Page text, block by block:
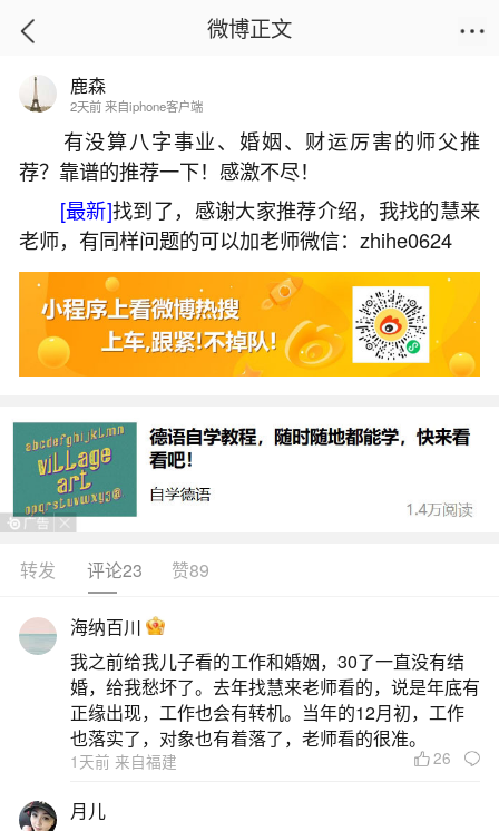
首页
婚姻不顺迟迟结不了婚
2026-06-02 12:33:37 10 5 赞
生活中像婚姻不顺迟迟结不了婚都是很常见的
问题，但是小问题不注意可能会引起大麻烦，下面
就这个问题给大家做一些解读：
一、为什么你迟迟结不了婚。
姻缘迟迟未到可能受命局信息、风水环境等多
方面因素影响。具体如下：命局信息的影响：天生
姻缘极少的情况：虽然天生就没有姻缘的人极少，
的信息。个性秉性因素：有些人由于自身个性秉性
的原因，难以与异性友好相处。例如，性格过于内
向、孤僻，不善于表达自己的情感和想法，在与人
交往中显得
二、为什么迟迟结不了婚
微博正文
鹿森
2天前 来自iphone客户端
有没算八字事业、婚姻、财运厉害的师父推
荐？靠谱的推荐一下！感激不尽！
[最新]找到了，感谢大家推荐介绍，我找的慧来
老师，有同样问题的可以加老师微信：zhihe0624
转发 评论23 赞89
海纳百川
我之前给我儿子看的工作和婚姻，30了一直没有结
婚，给我愁坏了。去年找慧来老师看的，说是年底有
正缘出现，工作也会有转机。当年的12月初，工作
也落实了，对象也有着落了，老师看的很准。
1天前 来自福建 26
月儿